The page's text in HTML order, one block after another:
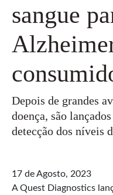
sangue
Depois de grandes
doença, são
detecção dos níveis
17 de Agosto, 2023
A Quest Diagnostics